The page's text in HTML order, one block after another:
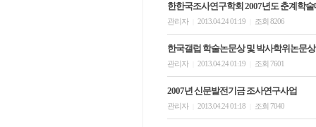
한한국조사연구학회 2007년도 춘계학술
관리자 2013.04.24 01:19 조회 8206
한국갤럽 학술논문상 및 박사학위논문
관리자 2013.04.24 01:19 조회 7601
2007년 신문발전기금 조사연구사업
관리자 2013.04.24 01:18 조회 7040